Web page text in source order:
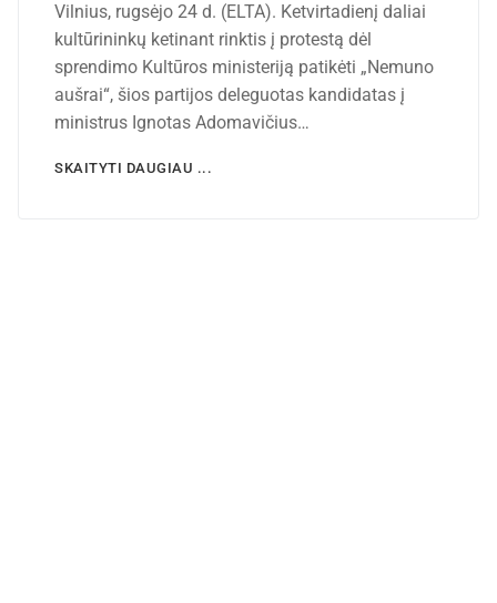
Vilnius, rugsėjo 24 d. (ELTA). Ketvirtadienį daliai
kultūrininkų ketinant rinktis į protestą dėl
sprendimo Kultūros ministeriją patikėti „Nemuno
aušrai“, šios partijos deleguotas kandidatas į
ministrus Ignotas Adomavičius…
SKAITYTI DAUGIAU ...